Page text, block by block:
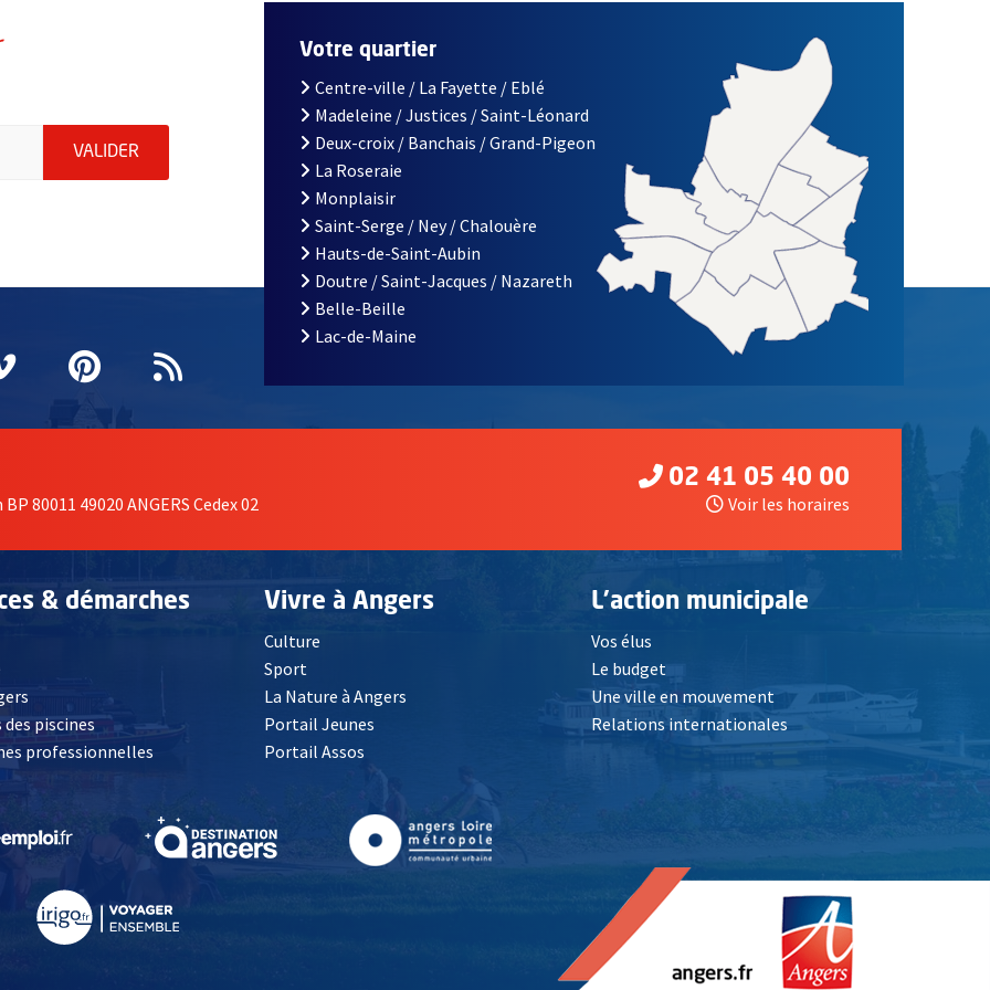
indiquez votre email (champ obligatoire)
VALIDER ENVOYER MA DEMANDE D'INSCRIPTION À LA LETTRE D'INFORMATION DE LA VILLE D'ANGERS
fenêtrefenêtre
une nouvelle fenêtre
Vimeo
, Ouvre une nouvelle fenêtre
Pinterest
, Ouvre une nouvelle fenêtre
Flux RSS
Votre quartier
Centre-ville / La Fayette / Eblé
Madeleine / Justices / Saint-Léonard
Deux-croix / Banchais / Grand-Pigeon
La Roseraie
Monplaisir
Saint-Serge / Ney / Chalouère
Hauts-de-Saint-Aubin
Doutre / Saint-Jacques / Nazareth
Belle-Beille
Lac-de-Maine
80011 49020 ANGERS Cedex 02
02 41 05 40 00
Voir les horaires
& démarches
, Ouvre une nouvelle fenêtre
piscines
professionnelles
Vivre à Angers
Culture
Sport
La Nature à Angers
Portail Jeunes
Portail Assos
L'action municipale
Vos élus
Le budget
Une ville en mouvement
Relations internationales
fenêtre , Ouvre une nouvelle fenêtre , Ouvre une nouvelle fenêtre, Ouvre une nouvelle fenêtre